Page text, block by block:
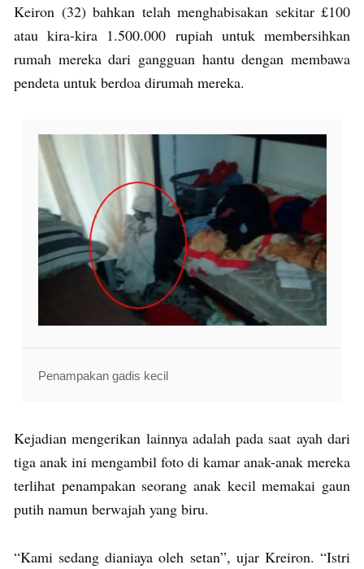
Keiron (32) bahkan telah menghabisakan sekitar £100
atau kira-kira 1.500.000 rupiah untuk membersihkan
rumah mereka dari gangguan hantu dengan membawa
pendeta untuk berdoa dirumah mereka.
Penampakan gadis kecil
Kejadian mengerikan lainnya adalah pada saat ayah dari
tiga anak ini mengambil foto di kamar anak-anak mereka
terlihat penampakan seorang anak kecil memakai gaun
putih namun berwajah yang biru.
“Kami sedang dianiaya oleh setan”, ujar Kreiron. “Istri